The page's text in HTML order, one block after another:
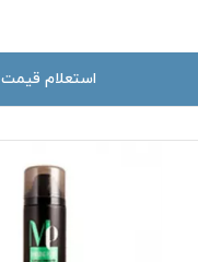
استعلام قیمت